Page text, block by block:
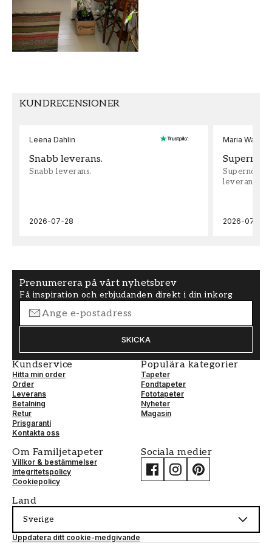
FÄRG
Blå
KUNDRECENSIONER
Leena Dahlin
Snabb leverans.
Snabb leverans.
2026-07-28
Maria
leveran,
2026-07-22
Prenumerera på vårt nyhetsbrev
Få inspiration och erbjudanden direkt i din inkorg
SKICKA
Kundservice
Hitta min order
Order
Leverans
Betalning
Retur
Prisgaranti
Kontakta oss
Populära kategorier
Tapeter
Fondtapeter
Fototapeter
Nyheter
Magasin
Om Familjetapeter
Villkor & bestämmelser
Integritetspolicy
Cookiepolicy
Sociala medier
Land
Sverige
Uppdatera ditt cookie-medgivande